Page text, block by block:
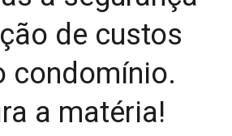
de custos
condomínio.
a matéria!